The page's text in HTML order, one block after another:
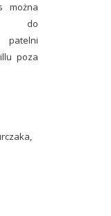
można
do
poza